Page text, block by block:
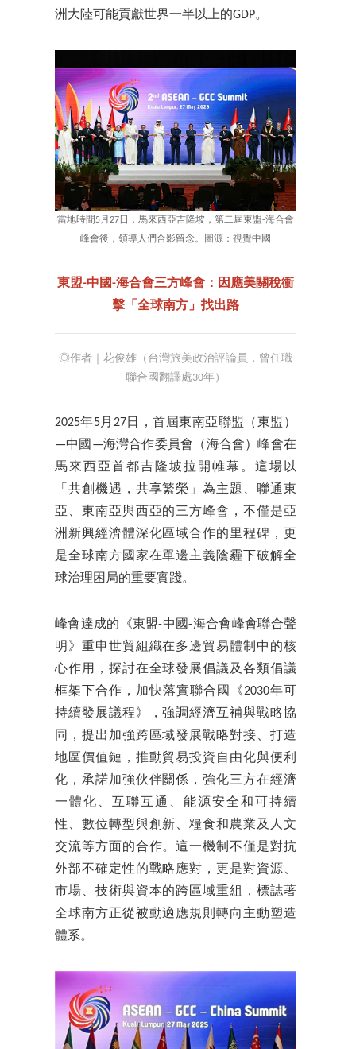
洲大陸可能貢獻世界一半以上的GDP。
當地時間5月27日，馬來西亞吉隆坡，第二屆東盟-海合會
峰會後，領導人們合影留念。圖源：視覺中國
東盟-中國-海合會三方峰會：因應美關稅衝
擊「全球南方」找出路
◎作者｜花俊雄（台灣旅美政治評論員，曾任職
聯合國翻譯處30年）
2025年5月27日，首屆東南亞聯盟（東盟）
—中國—海灣合作委員會（海合會）峰會在
馬來西亞首都吉隆坡拉開帷幕。這場以
「共創機遇，共享繁榮」為主題、聯通東
亞、東南亞與西亞的三方峰會，不僅是亞
洲新興經濟體深化區域合作的里程碑，更
是全球南方國家在單邊主義陰霾下破解全
球治理困局的重要實踐。
峰會達成的《東盟-中國-海合會峰會聯合聲
明》重申世貿組織在多邊貿易體制中的核
心作用，探討在全球發展倡議及各類倡議
框架下合作，加快落實聯合國《2030年可
持續發展議程》，強調經濟互補與戰略協
同，提出加強跨區域發展戰略對接、打造
地區價值鏈，推動貿易投資自由化與便利
化，承諾加強伙伴關係，強化三方在經濟
一體化、互聯互通、能源安全和可持續
性、數位轉型與創新、糧食和農業及人文
交流等方面的合作。這一機制不僅是對抗
外部不確定性的戰略應對，更是對資源、
市場、技術與資本的跨區域重組，標誌著
全球南方正從被動適應規則轉向主動塑造
體系。